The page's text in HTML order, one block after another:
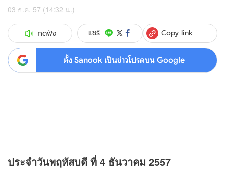
03 ธ.ค. 57 (14:32 น.)
กดฟัง แชร์ Copy link
ตั้ง Sanook เป็นข่าวโปรดบน Google
ประจำวันพฤหัสบดี ที่ 4 ธันวาคม 2557